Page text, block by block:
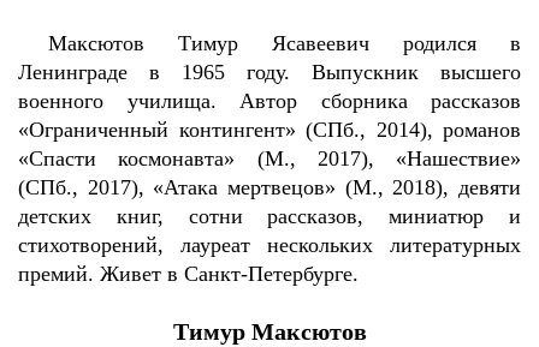
Максютов Тимур Ясавеевич родился в
Ленинграде в 1965 году. Выпускник высшего
военного училища. Автор сборника рассказов
«Ограниченный контингент» (СПб., 2014), романов
«Спасти космонавта» (М., 2017), «Нашествие»
(СПб., 2017), «Атака мертвецов» (М., 2018), девяти
детских книг, сотни рассказов, миниатюр и
стихотворений, лауреат нескольких литературных
премий. Живет в Санкт-Петербурге.
Тимур Максютов